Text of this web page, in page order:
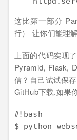
这比第一部分
行） 让你们能理
上面的代码实现
Pyramid, Flask,
信？自己试试保
GitHub下载.如果
#!bash